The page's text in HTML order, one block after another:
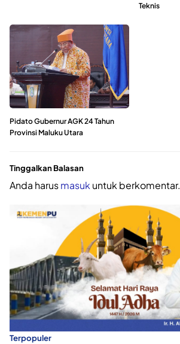
Teknis
Pidato Gubernur AGK 24 Tahun
Provinsi Maluku Utara
Tinggalkan Balasan
Anda harusmasukuntuk berkomentar.
Terpopuler